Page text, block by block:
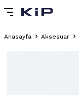
Anasayfa Aksesuar